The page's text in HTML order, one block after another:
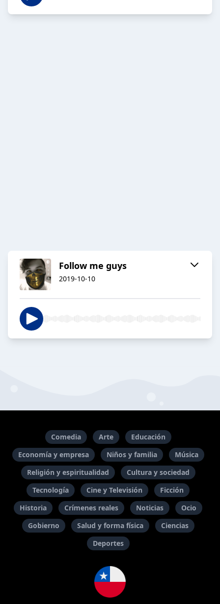
Follow me guys
2019-10-10
Comedia Arte
Educación
Economía y empresa
Niños y familia
Música
Religión y espiritualidad
Cultura y sociedad
Tecnología
Cine y Televisión
Ficción
Historia
Crímenes reales Noticias
Ocio
Gobierno
Salud y forma física
Ciencias
Deportes